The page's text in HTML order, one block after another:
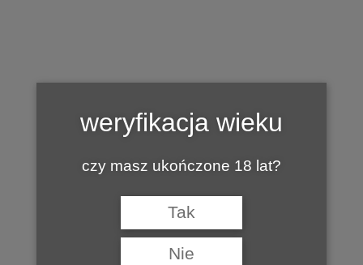
jakobow00
MARIAN
weryfikacja wieku
czy masz ukończone 18 lat?
Tak
Nie